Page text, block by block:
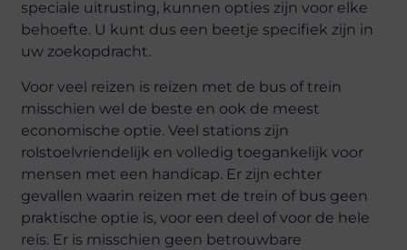
speciale uitrusting, kunnen opties zijn voor elke
behoefte. U kunt dus een beetje specifiek zijn in
uw zoekopdracht.
Voor veel reizen is reizen met de bus of trein
misschien wel de beste en ook de meest
economische optie. Veel stations zijn
rolstoelvriendelijk en volledig toegankelijk voor
mensen met een handicap. Er zijn echter
gevallen waarin reizen met de trein of bus geen
praktische optie is, voor een deel of voor de hele
reis. Er is misschien geen betrouwbare